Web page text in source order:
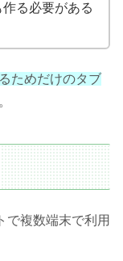
る必要がある
ためだけのタブ
で複数端末で利用